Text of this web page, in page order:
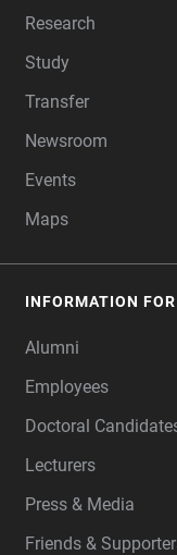
Research
Study
Transfer
Newsroom
Events
Maps
INFORMATION FOR
Alumni
Employees
Doctoral
Lecturers
Press & Media
Friends &